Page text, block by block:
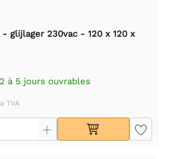
glijlager 230vac - 120 x 120 x
à 5 jours ouvrables
TVA